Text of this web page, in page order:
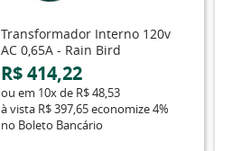
Transformador Interno 120v
AC 0,65A - Rain Bird
R$ 414,22
ou em 10xde R$ 48,53
à vista R$ 397,65economize4%
no Boleto Bancário